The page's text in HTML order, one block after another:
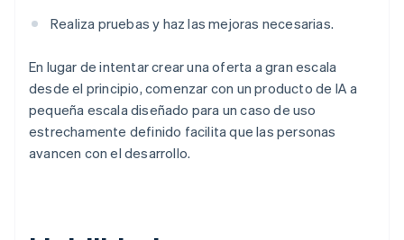
Realiza pruebas y haz las mejoras necesarias.
En lugar de intentar crear una oferta a gran escala
desde el principio, comenzar con un producto de IA a
pequeña escala diseñado para un caso de uso
estrechamente definido facilita que las personas
avancen con el desarrollo.